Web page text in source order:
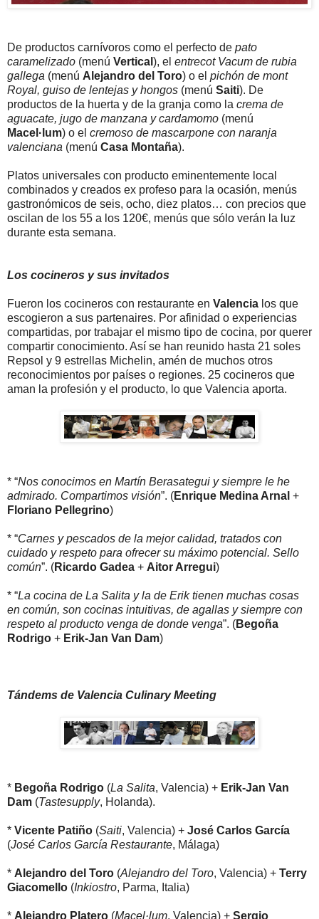
De productos carnívoros como el perfecto de pato
caramelizado (menú Vertical ), el entrecot Vacum de rubia
gallega (menú Alejandro del Toro) o el pichón de mont
Royal, guiso de lentejas y hongos (menú Saiti). De
productos de la huerta y de la granja como la crema de
aguacate, jugo de manzana y cardamomo (menú
Macel·lum) o el cremoso de mascarpone con naranja
valenciana (menú Casa Montaña).
Platos universales con producto eminentemente local
combinados y creados ex profeso para la ocasión, menús
gastronómicos de seis, ocho, diez platos… con precios que
oscilan de los 55 a los 120€, menús que sólo verán la luz
durante esta semana.
Los cocineros y sus invitados
Fueron los cocineros con restaurante en Valencia los que
escogieron a sus partenaires. Por afinidad o experiencias
compartidas, por trabajar el mismo tipo de cocina, por querer
compartir conocimiento. Así se han reunido hasta 21 soles
Repsol y 9 estrellas Michelin, amén de muchos otros
reconocimientos por países o regiones. 25 cocineros que
aman la profesión y el producto, lo que Valencia aporta.
* “Nos conocimos en Martín Berasategui y siempre le he
admirado. Compartimos visión”. (Enrique Medina Arnal +
Floriano Pellegrino)
* “Carnes y pescados de la mejor calidad, tratados con
cuidado y respeto para ofrecer su máximo potencial. Sello
común”. (Ricardo Gadea + Aitor Arregui)
* “La cocina de La Salita y la de Erik tienen muchas cosas
en común, son cocinas intuitivas, de agallas y siempre con
respeto al producto venga de donde venga”. (Begoña
Rodrigo + Erik-Jan Van Dam)
Tándems de Valencia Culinary Meeting
* Begoña Rodrigo (La Salita, Valencia) + Erik-Jan Van
Dam (Tastesupply, Holanda).
* Vicente Patiño (Saiti, Valencia) + José Carlos García
(José Carlos García Restaurante, Málaga)
* Alejandro del Toro (Alejandro del Toro, Valencia) + Terry
Giacomello (Inkiostro, Parma, Italia)
* Alejandro Platero (Macel·lum, Valencia) + Sergio